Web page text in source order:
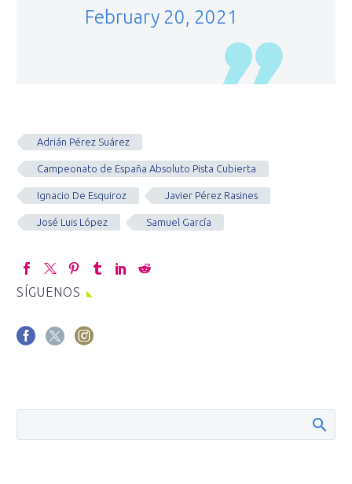
February 20, 2021
Adrián Pérez Suárez
Campeonato de España Absoluto Pista Cubierta
Ignacio De Esquiroz Javier Pérez Rasines
José Luis López Samuel García
SÍGUENOS